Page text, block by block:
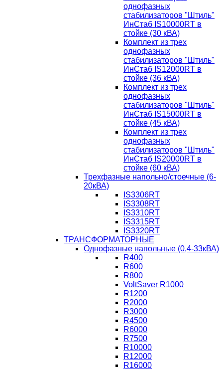
однофазных
стабилизаторов "Штиль"
ИнСтаб IS10000RT в
стойке (30 кВА)
Комплект из трех
однофазных
стабилизаторов "Штиль"
ИнСтаб IS12000RT в
стойке (36 кВА)
Комплект из трех
однофазных
стабилизаторов "Штиль"
ИнСтаб IS15000RT в
стойке (45 кВА)
Комплект из трех
однофазных
стабилизаторов "Штиль"
ИнСтаб IS20000RT в
стойке (60 кВА)
Трехфазные напольно/стоечные (6-
20кВА)
IS3306RT
IS3308RT
IS3310RT
IS3315RT
IS3320RT
ТРАНСФОРМАТОРНЫЕ
Однофазные напольные (0,4-33кВА)
R400
R600
R800
VoltSaver R1000
R1200
R2000
R3000
R4500
R6000
R7500
R10000
R12000
R16000